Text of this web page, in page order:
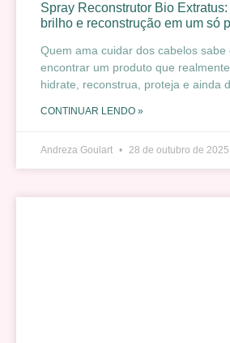
Spray Reconstrutor Bio
brilho e reconstrução em um só
Quem ama cuidar dos cabelos
encontrar um produto que
hidrate, reconstrua, proteja e ainda
CONTINUAR LENDO »
Andreza Goulart 28 de outubro de 2025